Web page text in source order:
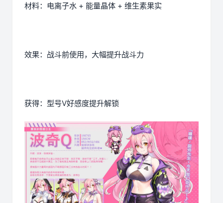
材料：电离子水 + 能量晶体 + 维生素果实
效果：战斗前使用，大幅提升战斗力
获得：型号V好感度提升解锁